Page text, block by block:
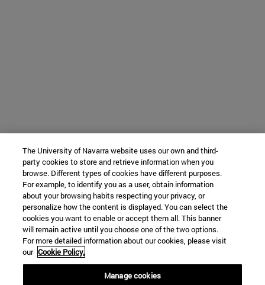
The University of Navarra website uses our own and third-
party cookies to store and retrieve information when you
browse. Different types of cookies have different purposes.
For example, to identify you as a user, obtain information
about your browsing habits respecting your privacy, or
personalize how the content is displayed. You can select the
cookies you want to enable or accept them all. This banner
will remain active until you choose one of the two options.
For more detailed information about our cookies, please visit
our Cookie Policy.
Manage cookies